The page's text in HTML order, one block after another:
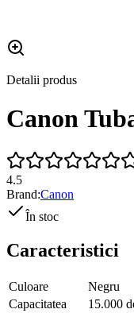
Detalii produs
Canon
4.5
Brand:Canon
În stoc
Caracteristici
Culoare
Negru
Capacitatea
15.000